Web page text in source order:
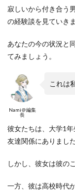
寂しいから付き合う
の経験談を見ていき
あなたの今の状況と
てみましょう。
Nami＠編集
長
これは
彼女たちは、大学1
友達関係にありました
しかし、彼女は彼の
一方、彼は高校時代